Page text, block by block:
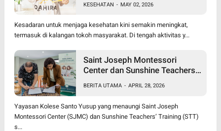
Alami dalam penanganan
benjolan
KESEHATAN - MAY 02, 2026
Kesadaran untuk menjaga kesehatan kini semakin meningkat,
termasuk di kalangan tokoh masyarakat. Di tengah aktivitas y...
Saint Joseph Montessori
Center dan Sunshine Teachers’
Sama, Luncurkan Program
Diploma Montessori Berjenjang
Pertama di Jawa Timur
BERITA UTAMA - APRIL 28, 2026
Yayasan Kolese Santo Yusup yang menaungi Saint Joseph
Montessori Center (SJMC) dan Sunshine Teachers’ Training (STT)
s...